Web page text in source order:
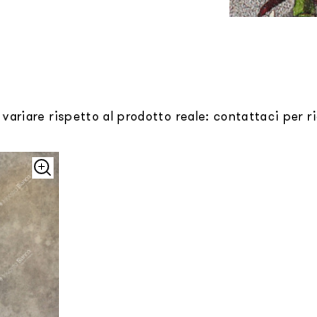
rispetto al prodotto reale: contattaci per